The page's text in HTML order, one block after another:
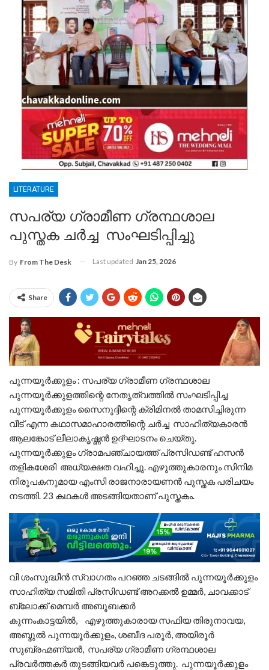
LITERATURE
സപര്യ ഗ്രാമീണ ഗ്രന്ഥശാല
പുസ്തക ചർച്ച സംഘടിപ്പിച്ചു
By From The Desk Last updated Jan 25, 2026
Share
പുന്നയൂർക്കുളം : സപര്യ ഗ്രാമീണ ഗ്രന്ഥശാല
പുന്നയൂർക്കുളത്തിന്റെ നേതൃത്വത്തിൽ സംഘടിപ്പിച്ച
പുന്നയൂർക്കുളം സൈനുദ്ദീന്റെ ക്രിമിനൽ താമസിച്ചിരുന്ന
വീട് എന്ന കഥാസമാഹാരത്തിന്റെ ചർച്ച സാഹിത്യകാരൻ
ആലങ്കോട് ലീലാകൃഷ്ണൻ ഉദ്ഘാടനം ചെയ്തു.
പുന്നയൂർക്കുളം ഗ്രാമപഞ്ചായത്ത് പ്രസിഡണ്ട് ഹസൻ
തളികശേരി അധ്യക്ഷത വഹിച്ചു. എഴുത്തുകാരനും സിനിമ
നിരൂപകനുമായ എംസി രാജനാരായണൻ പുസ്തക പരിചയം
നടത്തി. 23 കഥകൾ അടങ്ങിയതാണ് പുസ്തകം.
വി ശംസുദ്ധീൻ സ്വാഗതം പറഞ്ഞ ചടങ്ങിൽ പുന്നയൂർക്കുളം
സാഹിത്യ സമിതി പ്രസിഡണ്ട് അറക്കൽ ഉമ്മർ, ചാവക്കാട്
ബ്ലോക്ക്‌ മെമ്പർ അബൂബക്കർ
കുന്നംകാട്ടയിൽ, എഴുത്തുകാരായ സഫിയ തിരുനാവയ,
അബ്ദുൽ പുന്നയൂർക്കുളം, ശബീദ പരൂർ, അയിരൂർ
സുബ്രഹ്മണ്യൻ, സപര്യ ഗ്രാമീണ ഗ്രന്ഥശാല
പ്രവർത്തകർ തുടങ്ങിയവർ പങ്കെടുത്തു. പുന്നയൂർക്കുളം